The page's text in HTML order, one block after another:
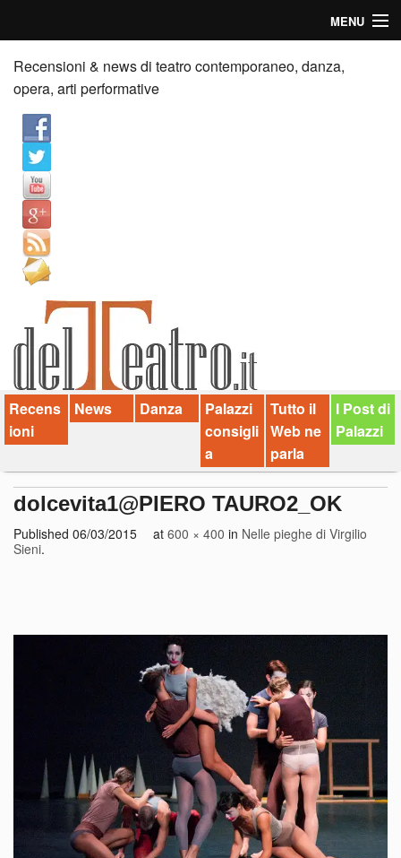
MENU
Home
Recensioni
Anticipazioni
News
Palazzi consiglia
Video
Chi siamo
Contatti
dT in English
Recensioni & news di teatro contemporaneo, danza,
opera, arti performative
Recens
ioni
News Danza
Palazzi
consigli
a
Tutto il
Web ne
parla
I Post di
Palazzi
dolcevita1@PIERO TAURO2_OK
Published 06/03/2015 at 600 × 400 in Nelle pieghe di Virgilio
Sieni.